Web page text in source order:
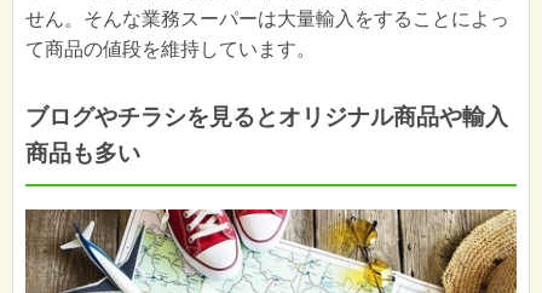
せん。そんな業務スーパーは大量輸入をすることによっ
て商品の値段を維持しています。
ブログやチラシを見るとオリジナル商品や輸入
商品も多い